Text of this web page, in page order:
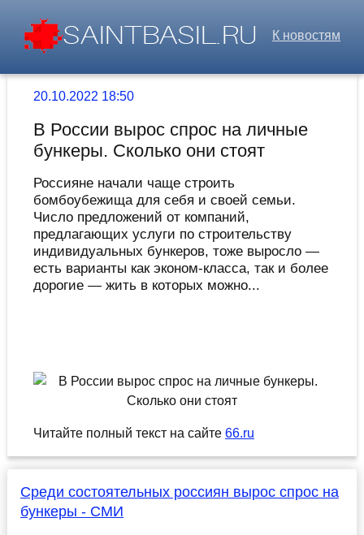
К новостям
20.10.2022 18:50
В России вырос спрос на личные
бункеры. Сколько они стоят
Россияне начали чаще строить
бомбоубежища для себя и своей семьи.
Число предложений от компаний,
предлагающих услуги по строительству
индивидуальных бункеров, тоже выросло —
есть варианты как эконом-класса, так и более
дорогие — жить в которых можно...
Читайте полный текст на сайте 66.ru
Среди состоятельных россиян вырос спрос на
бункеры - СМИ